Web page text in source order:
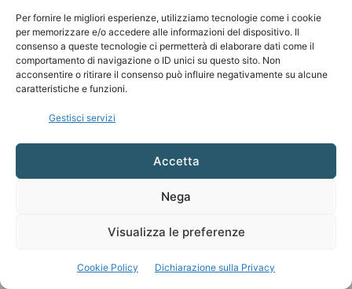
Per fornire le migliori esperienze, utilizziamo tecnologie come i cookie
per memorizzare e/o accedere alle informazioni del dispositivo. Il
consenso a queste tecnologie ci permetterà di elaborare dati come il
comportamento di navigazione o ID unici su questo sito. Non
acconsentire o ritirare il consenso può influire negativamente su alcune
caratteristiche e funzioni.
Gestisci servizi
Accetta
Nega
Visualizza le preferenze
Cookie Policy Dichiarazione sulla Privacy